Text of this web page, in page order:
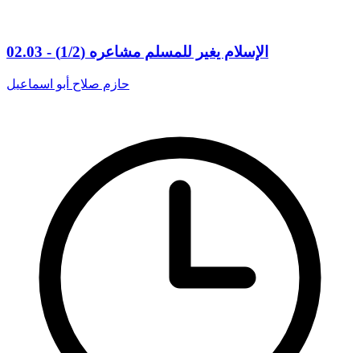
02.03 - الإسلام يغير للمسلم مشاعره (1/2)
حازم صلاح أبو اسماعيل